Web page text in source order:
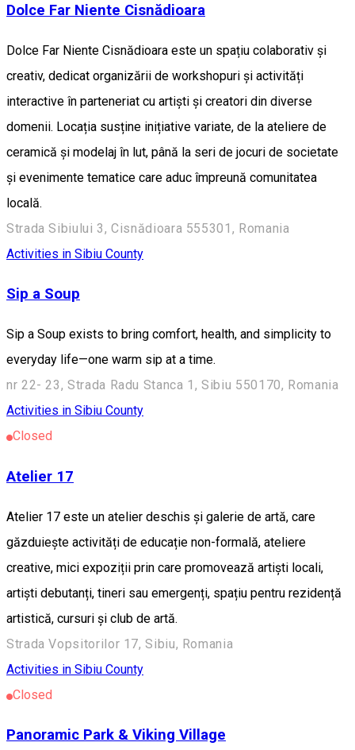
Dolce Far Niente Cisnădioara
Dolce Far Niente Cisnădioara este un spațiu colaborativ și
creativ, dedicat organizării de workshopuri și activități
interactive în parteneriat cu artiști și creatori din diverse
domenii. Locația susține inițiative variate, de la ateliere de
ceramică și modelaj în lut, până la seri de jocuri de societate
și evenimente tematice care aduc împreună comunitatea
locală.
Strada Sibiului 3, Cisnădioara 555301, Romania
Activities in Sibiu County
Sip a Soup
Sip a Soup exists to bring comfort, health, and simplicity to
everyday life—one warm sip at a time.
nr 22- 23, Strada Radu Stanca 1, Sibiu 550170, Romania
Activities in Sibiu County
Closed
Atelier 17
Atelier 17 este un atelier deschis și galerie de artă, care
găzduiește activități de educație non-formală, ateliere
creative, mici expoziții prin care promovează artiști locali,
artiști debutanți, tineri sau emergenți, spațiu pentru rezidență
artistică, cursuri și club de artă.
Strada Vopsitorilor 17, Sibiu, Romania
Activities in Sibiu County
Closed
Panoramic Park & Viking Village